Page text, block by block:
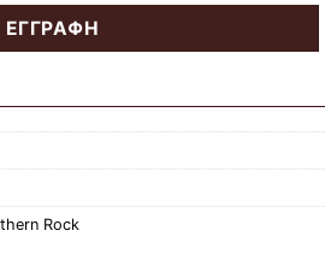
Rock